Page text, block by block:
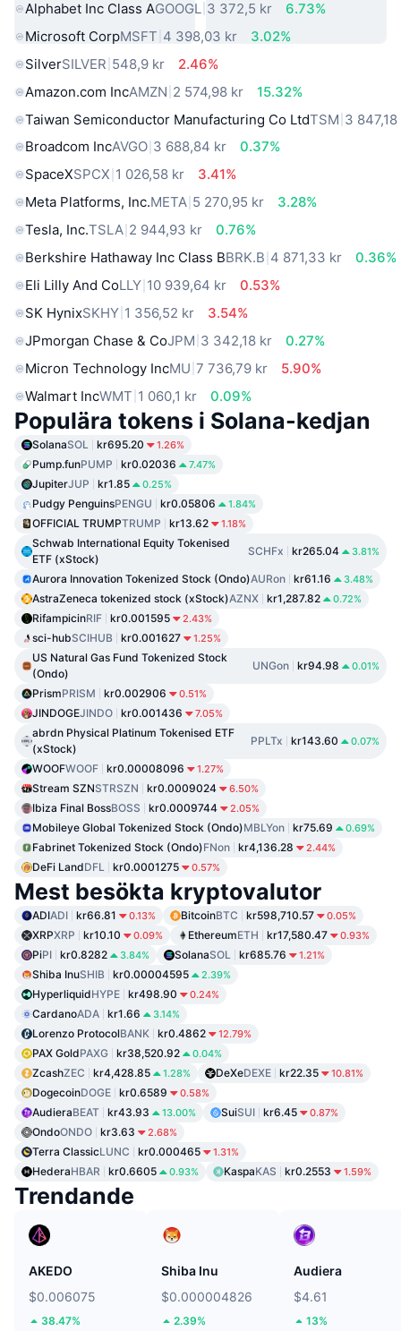
Alphabet Inc Class AGOOGL 3 372,5 kr
6.73%
Microsoft CorpMSFT 4 398,03 kr
3.02%
SilverSILVER 548,9 kr
2.46%
Amazon.com IncAMZN 2 574,98 kr
15.32%
Taiwan Semiconductor Manufacturing Co LtdTSM 3
Broadcom IncAVGO 3 688,84 kr
0.37%
SpaceXSPCX 1 026,58 kr
3.41%
Meta Platforms, Inc.META 5 270,95 kr
3.28%
Tesla, Inc.TSLA 2 944,93 kr
0.76%
Berkshire Hathaway Inc Class BBRK.B 4 871,33 kr
0.36%
Eli Lilly And CoLLY 10 939,64 kr
0.53%
SK HynixSKHY 1 356,52 kr
3.54%
JPmorgan Chase & CoJPM 3 342,18 kr
0.27%
Micron Technology IncMU 7 736,79 kr
5.90%
Walmart IncWMT 1 060,1 kr 0.09%
Populära tokens i Solana-kedjan
SolanaSOL kr695.20 1.26%
Pump.funPUMP kr0.02036 7.47%
JupiterJUP kr1.85 0.25%
Pudgy PenguinsPENGU kr0.05806 1.84%
OFFICIAL TRUMPTRUMP kr13.62 1.18%
Schwab International Equity Tokenised
ETF (xStock)
SCHFx kr265.04 3.81%
Aurora Innovation Tokenized Stock (Ondo)AURon kr61.16 3.48%
AstraZeneca tokenized stock (xStock)AZNX kr1,287.82 0.72%
RifampicinRIF kr0.001595 2.43%
sci-hubSCIHUB kr0.001627 1.25%
US Natural Gas Fund Tokenized Stock
(Ondo)
UNGon kr94.98 0.01%
PrismPRISM kr0.002906 0.51%
JINDOGEJINDO kr0.001436 7.05%
abrdn Physical Platinum Tokenised ETF
(xStock)
PPLTx kr143.60 0.07%
WOOFWOOF kr0.00008096 1.27%
Stream SZNSTRSZN kr0.0009024 6.50%
Ibiza Final BossBOSS kr0.0009744 2.05%
Mobileye Global Tokenized Stock (Ondo)MBLYon kr75.69 0.69%
Fabrinet Tokenized Stock (Ondo)FNon kr4,136.28 2.44%
DeFi LandDFL kr0.0001275 0.57%
Mest besökta kryptovalutor
ADIADI kr66.81 0.13% BitcoinBTC kr598,710.57 0.05%
XRPXRP kr10.10 0.09% EthereumETH kr17,580.47 0.93%
PiPI kr0.8282 3.84% SolanaSOL kr685.76 1.21%
Shiba InuSHIB kr0.00004595 2.39%
HyperliquidHYPE kr498.90 0.24%
CardanoADA kr1.66 3.14%
Lorenzo ProtocolBANK kr0.4862 12.79%
PAX GoldPAXG kr38,520.92 0.04%
ZcashZEC kr4,428.85 1.28% DeXeDEXE kr22.35 10.81%
DogecoinDOGE kr0.6589 0.58%
AudieraBEAT kr43.93 13.00% SuiSUI kr6.45 0.87%
OndoONDO kr3.63 2.68%
Terra ClassicLUNC kr0.000465 1.31%
HederaHBAR kr0.6605 0.93% KaspaKAS kr0.2553 1.59%
Trendande
AKEDO
$0.006075
38.47%
Shiba Inu
$0.000004826
2.39%
Audiera
$4.61
13%